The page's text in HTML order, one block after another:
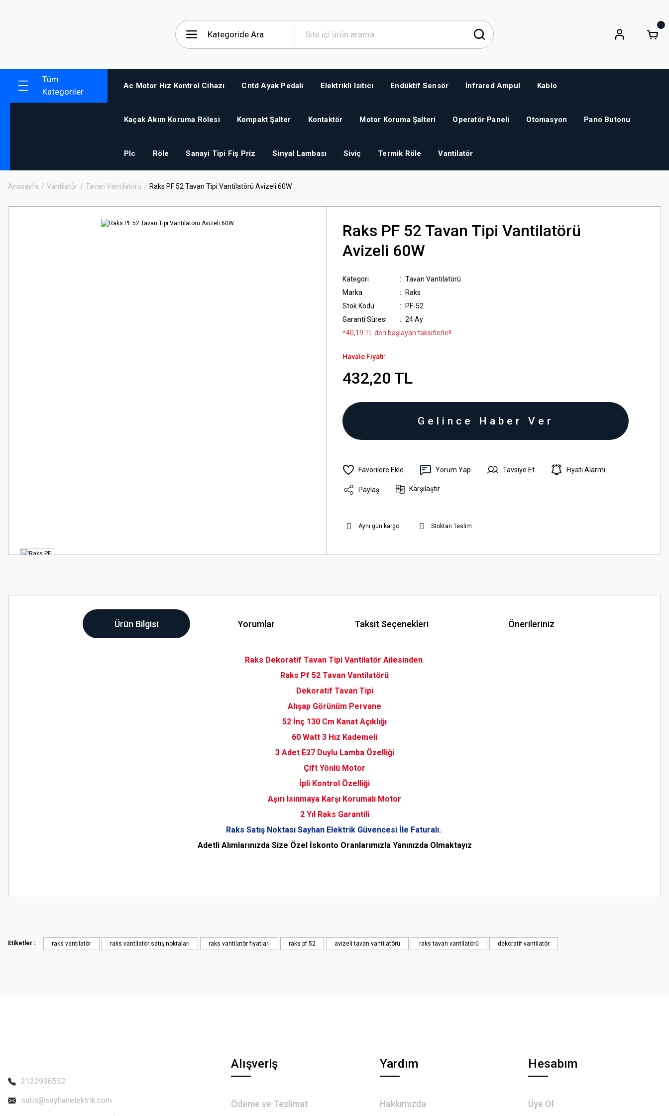
Tüm
Kategoriler
Ac Motor Hız Kontrol Cihazı Cntd Ayak Pedalı Elektrikli Isıtıcı Endüktif Sensör İnfrared Ampul Kablo
Kaçak Akım Koruma Rölesi Kompakt Şalter Kontaktör Motor Koruma Şalteri Operatör Paneli Otomasyon Pano Butonu
Plc Röle Sanayi Tipi Fiş Priz Sinyal Lambası Siviç Termik Röle Vantilatör
Anasayfa Vantilatör Tavan Vantilatörü Raks PF 52 Tavan Tipi Vantilatörü Avizeli 60W
Raks PF 52 Tavan Tipi Vantilatörü
Avizeli 60W
Kategori
Tavan Vantilatörü
Marka
Raks
Stok Kodu
PF-52
Garanti Süresi
24 Ay
*40,19 TL den başlayan taksitlerle!!
Havale Fiyatı:
432,20 TL
Gelince Haber Ver
Yorum Yap Tavsiye Et Fiyatı Alarmı
Paylaş Karşılaştır
Aynı gün kargo Stoktan Teslim
Ürün Bilgisi Yorumlar Taksit Seçenekleri Önerileriniz
Raks Dekoratif Tavan Tipi Vantilatör Ailesinden
Raks Pf 52 Tavan Vantilatörü
Dekoratif Tavan Tipi
Ahşap Görünüm Pervane
52 İnç 130 Cm Kanat Açıklığı
60 Watt 3 Hız Kademeli
3 Adet E27 Duylu Lamba Özelliği
Çift Yönlü Motor
İpli Kontrol Özelliği
Aşırı Isınmaya Karşı Korumalı Motor
2 Yıl Raks Garantili
Raks Satış Noktası Sayhan Elektrik Güvencesi İle Faturalı.
Adetli Alımlarınızda Size Özel İskonto Oranlarımızla Yanınızda Olmaktayız
Görüş ve önerileriniz için teşekkür ederiz.
Ürün bilgilerinde hatalar bulunuyor.
Etiketler : raks vantilatör raks vantilatör satış noktaları raks vantilatör fiyatları raks pf 52 avizeli tavan vantilatörü raks tavan vantilatörü dekoratif vantilatör
2122936552
satis@sayhanelektrik.com
Alışveriş
Ödeme ve Teslimat
Yardım
Hakkımızda
Hesabım
Üye Ol